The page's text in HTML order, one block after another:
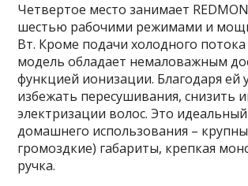
Четвертое место занимает
шестью рабочими режимами и
Вт. Кроме подачи холодного потока
модель обладает немаловажным
функцией ионизации. Благодаря ей
избежать пересушивания, снизить
электризации волос. Это
домашнего использования –
громоздкие) габариты, крепкая
ручка.